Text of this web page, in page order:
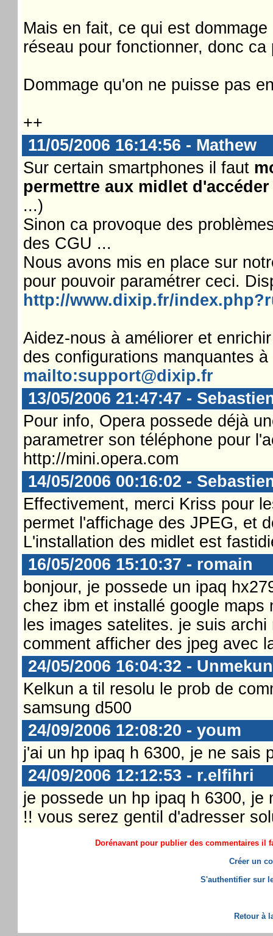
Mais en fait, ce qui est
réseau pour fonctionner, donc ca
Dommage qu'on ne puisse pas
++
11/05/2006 16:14:56 - Mathew
Sur certain smartphones il faut
permettre aux midlet d'accéder
...)
Sinon ca provoque des
des CGU ...
Nous avons mis en place sur
pour pouvoir paramétrer ceci.
http://www.dixip.fr/
Aidez-nous à améliorer et
des configurations manquantes
mailto:support@dixip.fr
13/05/2006 21:47:47 -
Pour info, Opera possede déjà
parametrer son téléphone pour
http://mini.opera.com
14/05/2006 00:16:02 -
Effectivement, merci Kriss pour
permet l'affichage des JPEG, et
L'installation des midlet est
16/05/2006 15:10:37 - romain
bonjour, je possede un ipaq
chez ibm et installé google
les images satelites. je suis
comment afficher des jpeg avec
24/05/2006 16:04:32 -
Kelkun a til resolu le prob de
samsung d500
24/09/2006 12:08:20 - youm
j'ai un hp ipaq h 6300, je ne sais
24/09/2006 12:12:53 - r.elfihri
je possede un hp ipaq h 6300, je
!! vous serez gentil d'adresser
Dorénavant pour publier des commentaires il
Créer un
S'authentifier sur
Retour à